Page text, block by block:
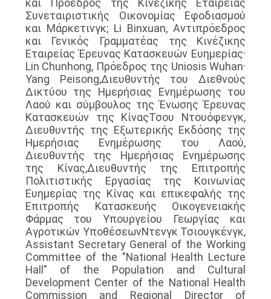
Συνεταιριστικής Οικονομίας Εφοδιασμού
και Μάρκετινγκ; Li Binxuan, Αντιπρόεδρος
και Γενικός Γραμματέας της Κινέζικης
Εταιρείας Έρευνας Κατασκευών Ευημερίας·
Lin Chunhong, Πρόεδρος της Uniosis Wuhan·
Yang Peisong,Διευθυντής του Διεθνούς
Δικτύου της Ημερήσιας Ενημέρωσης του
Λαού και σύμβουλος της Ένωσης Έρευνας
Κατασκευών της ΚίναςΤσου Ντουόφενγκ,
Διευθυντής της Εξωτερικής Εκδόσης της
Ημερήσιας Ενημέρωσης του Λαού,
Διευθυντής της Ημερήσιας Ενημέρωσης
της Κίνας,Διευθυντής της Επιτροπής
Πολιτιστικής Εργασίας της Κοινωνίας
Ευημερίας της Κίνας και επικεφαλής της
Επιτροπής Κατασκευής Οικογενειακής
Φάρμας του Υπουργείου Γεωργίας και
Αγροτικών ΥποθέσεωνΝτενγκ Τσιουγκένγκ,
Assistant Secretary General of the Working
Committee of the "National Health Lecture
Hall" of the Population and Cultural
Development Center of the National Health
Commission and Regional Director of